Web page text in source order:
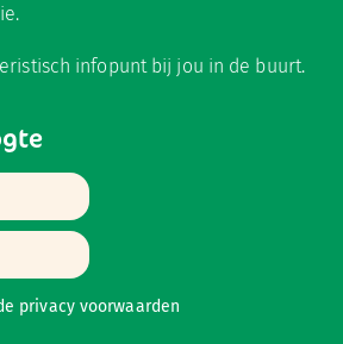
infopunt bij jou in de buurt.
privacy voorwaarden